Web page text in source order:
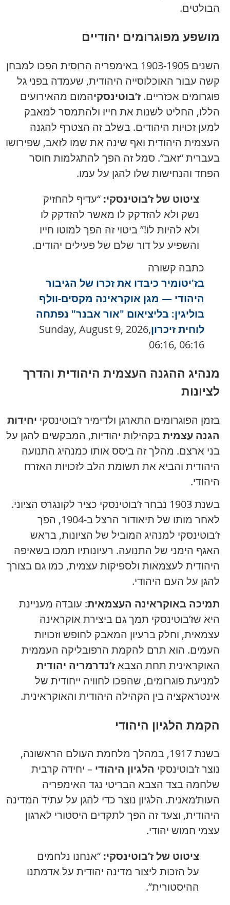
הבולטים.
מושפע מפוגרומים יהודיים
השנים 1903-1905 באימפריה הרוסית הפכו למבחן
קשה עבור האוכלוסייה היהודית, שעמדה בפני גל
פוגרומים אכזריים. ז’בוטינסקיהמום מהאירועים
הללו, החליט לשנות את חייו ולהתמסר למאבק
למען זכויות היהודים. בשלב זה הצטרף להגנה
העצמית היהודית ואף שינה את שמו לזאב, שפירושו
בעברית “זאב”. סמל זה הפך להתגלמות חוסר
הפחד והנחישות שלו להגן על עמו.
ציטוט של ז’בוטינסקי: “עדיף להחזיק
נשק ולא להזדקק לו מאשר להזדקק לו
ולא להיות לו!” ביטוי זה הפך למוטו חייו
והשפיע על דור שלם של פעילים יהודים.
כתבה קשורה
בז'יטומיר כיבדו את זכרו של הגיבור
היהודי — מגן אוקראינה מקסים-וולף
בוליגין: בליציאום "אור אבנר" נפתחה
לוחית זיכרוןSunday, August 9, 2026,
06:16, 06:16
מנהיג ההגנה העצמית היהודית והדרך
לציונות
בזמן הפוגרומים התארגן ולדימיר ז’בוטינסקי יחידות
הגנה עצמיתבקהילות יהודיות, המבקשים להגן על
בני ארצם. מהלך זה ביסס אותו כמנהיג התנועה
היהודית והביא את תשומת הלב לזכויות האזרח
היהודי.
בשנת 1903 נבחר ז’בוטינסקי כציר לקונגרס הציוני.
לאחר מותו של תיאודור הרצל ב-1904, הפך
ז’בוטינסקי למנהיג המוביל של הציונות, בראש
האגף הימני של התנועה. רעיונותיו תמכו בשאיפה
היהודית לעצמאות ולספיקות עצמית, כמו גם בצורך
להגן על העם היהודי.
תמיכה באוקראינה העצמאית: עובדה מעניינת
היא שז’בוטינסקי תמך גם ביצירת אוקראינה
עצמאית, וחלק ברעיון המאבק לחופש וזכויות
העמים. הוא תרם להקמת הרפובליקה העממית
האוקראינית תחת הצבאז’נדרמריה יהודית
למניעת פוגרומים, שהפכו לחוויה ייחודית של
אינטראקציה בין הקהילה היהודית והאוקראינית.
הקמת הלגיון היהודי
בשנת 1917, במהלך מלחמת העולם הראשונה,
נוצר ז’בוטינסקי הלגיון היהודי – יחידה קרבית
שלחמה בצד הצבא הבריטי נגד האימפריה
העות’מאנית. הלגיון נוצר כדי להגן על עתיד המדינה
היהודית, וצעד זה הפך לתקדים היסטורי לארגון
עצמי חמוש יהודי.
ציטוט של ז’בוטינסקי: “אנחנו נלחמים
על הזכות ליצור מדינה יהודית על אדמתנו
ההיסטורית”.